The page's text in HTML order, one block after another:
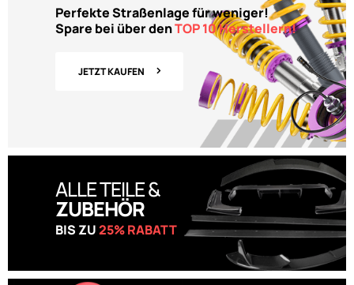
Perfekte Straßenlage für weniger!
Spare bei über denTOP 10 Herstellern!
JETZT KAUFEN
ALLE TEILE &
ZUBEHÖR
BIS ZU25% RABATT